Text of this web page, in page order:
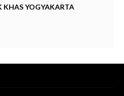
KHAS YOGYAKARTA